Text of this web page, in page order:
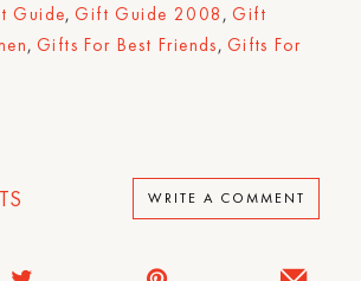
Guide,Gift Guide 2008 ,Gift
,Gifts For Best Friends, Gifts For
WRITE A COMMENT